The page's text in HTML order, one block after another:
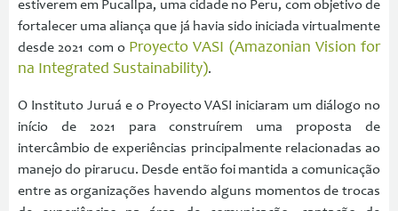
estiverem em Pucallpa, uma cidade no Peru, com objetivo de
fortalecer uma aliança que já havia sido iniciada virtualmente
desde 2021 com o Proyecto VASI (Amazonian Vision for
na Integrated Sustainability).
O Instituto Juruá e o Proyecto VASI iniciaram um diálogo no
início de 2021 para construírem uma proposta de
intercâmbio de experiências principalmente relacionadas ao
manejo do pirarucu. Desde então foi mantida a comunicação
entre as organizações havendo alguns momentos de trocas